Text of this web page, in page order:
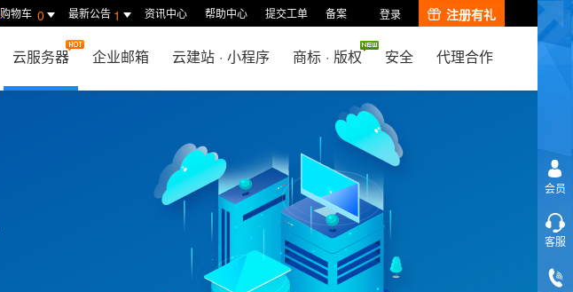
购物车 0 最新公告 1 资讯中心 帮助中心 提交工单 备案 登录 注册有礼
云服务器 企业邮箱 云建站 · 小程序 商标 · 版权 安全 代理合作
会员
客服